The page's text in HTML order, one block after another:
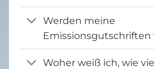
Werden meine
Emissionsgutschriften
Woher weiß ich, wie